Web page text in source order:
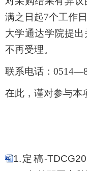
满之日起7个工作
大学通达学院提
不再受理。
联系电话：
在此，谨对参与本
1.定稿-